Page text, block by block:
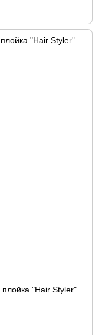
"Hair Styler"